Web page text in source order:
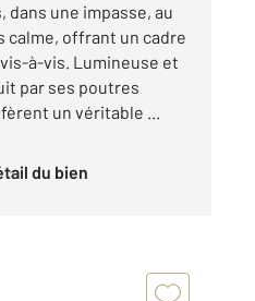
une impasse, au
offrant un cadre
à-vis. Lumineuse et
par ses poutres
un véritable ...
du bien